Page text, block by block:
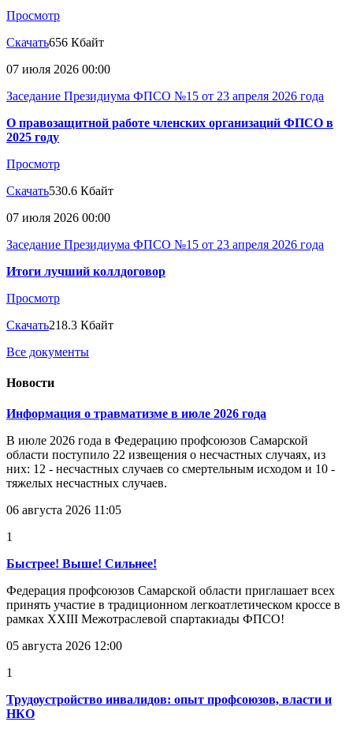
Просмотр
Скачать656 Кбайт
07 июля 2026 00:00
Заседание Президиума ФПСО №15 от 23 апреля 2026 года
О правозащитной работе членских организаций ФПСО в
2025 году
Просмотр
Скачать530.6 Кбайт
07 июля 2026 00:00
Заседание Президиума ФПСО №15 от 23 апреля 2026 года
Итоги лучший коллдоговор
Просмотр
Скачать218.3 Кбайт
Все документы
Новости
Информация о травматизме в июле 2026 года
В июле 2026 года в Федерацию профсоюзов Самарской
области поступило 22 извещения о несчастных случаях, из
них: 12 - несчастных случаев со смертельным исходом и 10 -
тяжелых несчастных случаев.
06 августа 2026 11:05
1
Быстрее! Выше! Сильнее!
Федерация профсоюзов Самарской области приглашает всех
принять участие в традиционном легкоатлетическом кроссе в
рамках XXIII Межотраслевой спартакиады ФПСО!
05 августа 2026 12:00
1
Трудоустройство инвалидов: опыт профсоюзов, власти и
НКО